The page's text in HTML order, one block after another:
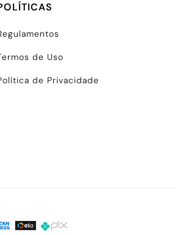
de Uso
de Privacidade